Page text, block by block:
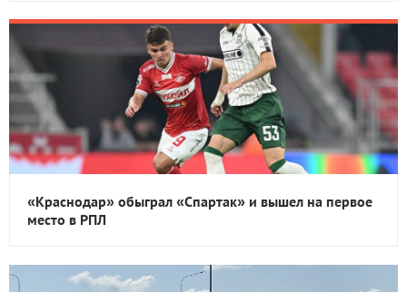
«Краснодар» обыграл «Спартак» и вышел на первое
место в РПЛ